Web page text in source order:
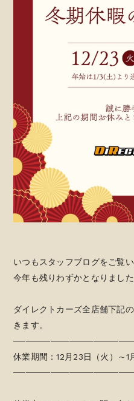
いつもスタッフブログをご覧
今年も残りわずかとなりました
ダイレクトカーズ全店舗下記
きます。
休業期間：12月23日（火）～1